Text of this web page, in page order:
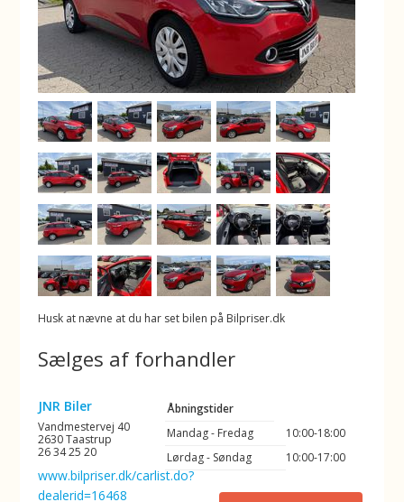
Husk at nævne at du har set bilen på Bilpriser.dk
Sælges af forhandler
JNR Biler
Vandmestervej 40
2630 Taastrup
26 34 25 20
www.bilpriser.dk/carlist.do?
dealerid=16468
Åbningstider
Mandag - Fredag
10:00-18:00
Lørdag - Søndag
10:00-17:00